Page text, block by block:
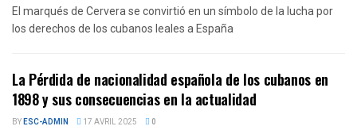
El marqués de Cervera se convirtió en un símbolo de la lucha por
los derechos de los cubanos leales a España
La Pérdida de nacionalidad española de los cubanos en
1898 y sus consecuencias en la actualidad
BYESC-ADMIN 17 AVRIL 2025 0